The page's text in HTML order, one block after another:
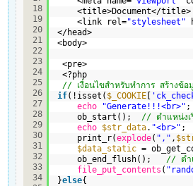
18
19
20
21
22
23
24
25
26
27
28
29
30
31
32
33
34
<title>Document</title>
<link rel="stylesheet"
</head>
<body>
<pre>
<?php
// เงื่อนไขสำหรับทำการ สร้างข้
if(!isset( $_COOKIE [
echo
"Generate!!!<br>"
ob_start(); // ตำแหน่
echo $str_data. "<br>" ;
print_r(explode( "," ,
$data_static =
ob_end_flush(); // ต
file_put_contents (
}else{